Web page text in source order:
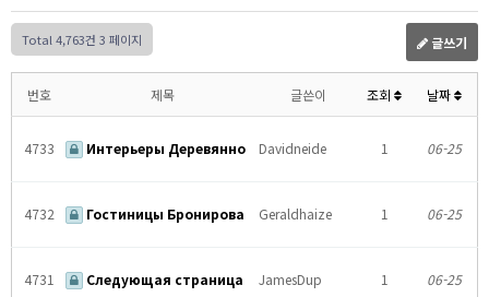
Total 4,763건 3 페이지 글쓰기
번호 제목 글쓴이 조회 날짜
4733 Интерьеры Деревянно Davidneide 1 06-25
4732 Гостиницы Бронирова Geraldhaize 1 06-25
4731 Следующая страница JamesDup 1 06-25